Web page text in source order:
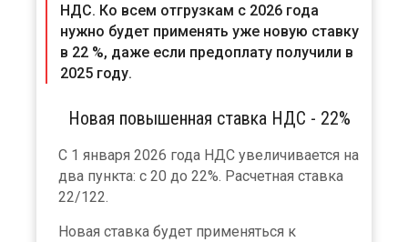
НДС. Ко всем отгрузкам с 2026 года
нужно будет применять уже новую ставку
в 22 %, даже если предоплату получили в
2025 году.
Новая повышенная ставка НДС - 22%
С 1 января 2026 года НДС увеличивается на
два пункта: с 20 до 22%. Расчетная ставка
22/122.
Новая ставка будет применяться к